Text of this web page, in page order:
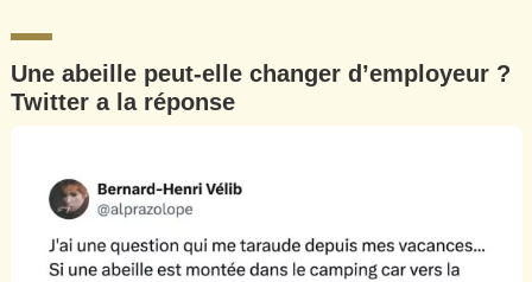
Une abeille peut-elle changer d’employeur ?
Twitter a la réponse